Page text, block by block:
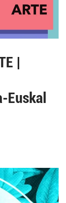
|
Euskal